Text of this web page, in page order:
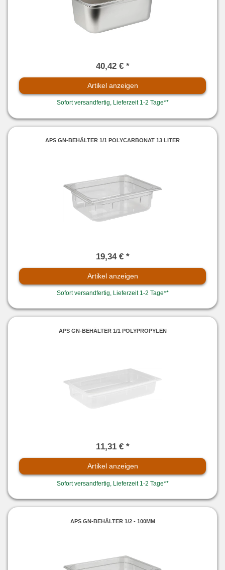
40,42 € *
Artikel anzeigen
Sofort versandfertig, Lieferzeit 1-2 Tage**
APS GN-BEHÄLTER 1/1 POLYCARBONAT 13 LITER
19,34 € *
Artikel anzeigen
Sofort versandfertig, Lieferzeit 1-2 Tage**
APS GN-BEHÄLTER 1/1 POLYPROPYLEN
11,31 € *
Artikel anzeigen
Sofort versandfertig, Lieferzeit 1-2 Tage**
APS GN-BEHÄLTER 1/2 - 100MM